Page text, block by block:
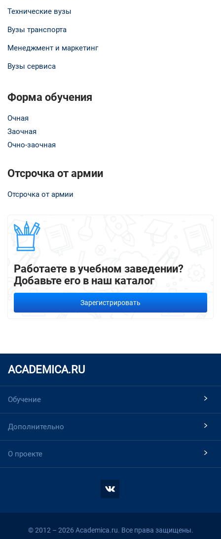
Технические вузы
Вузы транспорта
Менеджмент и маркетинг
Вузы сервиса
Форма обучения
Очная
Заочная
Очно-заочная
Отсрочка от армии
Отсрочка от армии
Работаете в учебном заведении?
Добавьте его в наш каталог
Зарегистрировать
ACADEMICA.RU
Обучение
Дополнительно
О проекте
© 2012 – 2026 Academica.ru. Все права защищены.